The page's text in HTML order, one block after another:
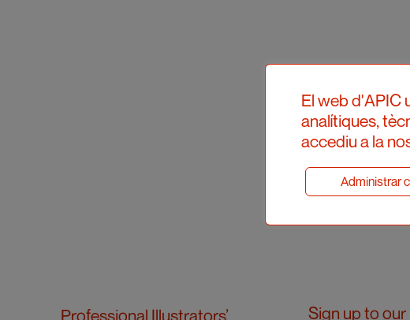
Professional Illustrators’ Sign up to
El web d'APIC
analítiques,
accediu a la
Administrar